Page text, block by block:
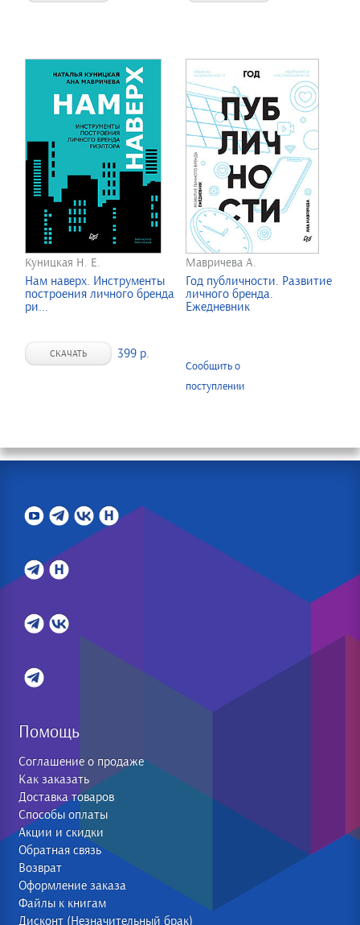
Куницкая Н. Е.
Нам наверх. Инструменты
построения личного бренда
ри...
СКАЧАТЬ 399 р.
Мавричева А.
Год публичности. Развитие
личного бренда.
Ежедневник
Сообщить о
поступлении
Помощь
Соглашение о продаже
Как заказать
Доставка товаров
Способы оплаты
Акции и скидки
Обратная связь
Возврат
Оформление заказа
Файлы к книгам
Дисконт (Незначительный брак)